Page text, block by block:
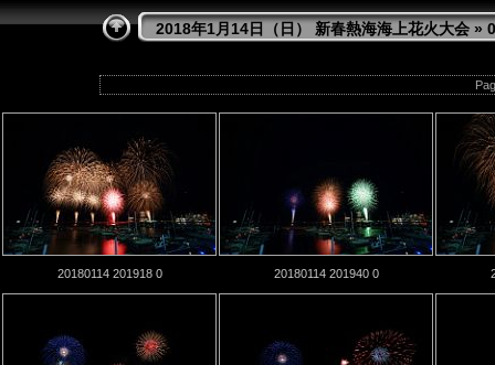
2018年1月14日（日） 新春熱海海上花火大会 »
20180114 201918 0 20180114 201940 0